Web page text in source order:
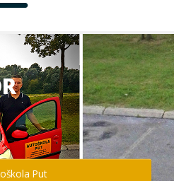
Početna
Info
Put